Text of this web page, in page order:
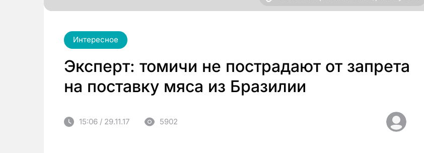
Интересное
Эксперт: томичи не пострадают от запрета
на поставку мяса из Бразилии
15:06 / 29.11.17 5902